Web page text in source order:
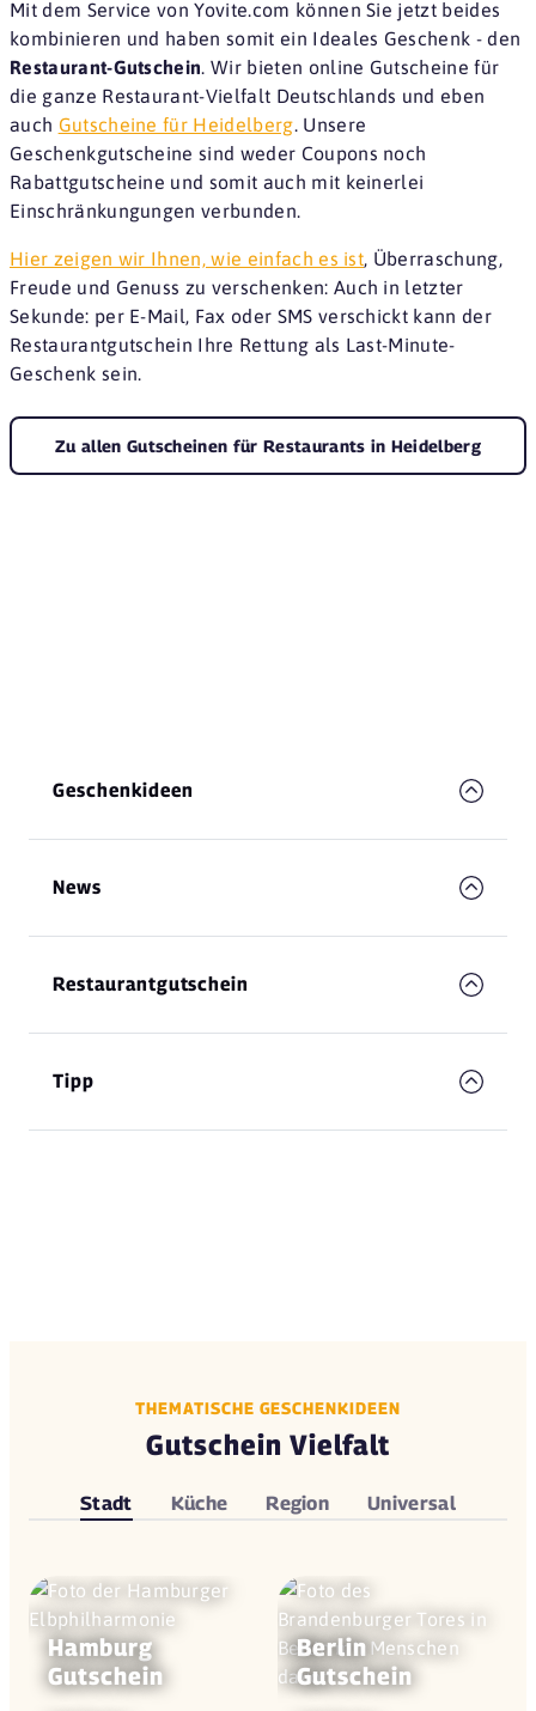
Mit dem Service von Yovite.com können Sie jetzt beides
kombinieren und haben somit ein Ideales Geschenk - den
Restaurant-Gutschein. Wir bieten online Gutscheine für
die ganze Restaurant-Vielfalt Deutschlands und eben
auch Gutscheine für Heidelberg. Unsere
Geschenkgutscheine sind weder Coupons noch
Rabattgutscheine und somit auch mit keinerlei
Einschränkungungen verbunden.
Hier zeigen wir Ihnen, wie einfach es ist, Überraschung,
Freude und Genuss zu verschenken: Auch in letzter
Sekunde: per E-Mail, Fax oder SMS verschickt kann der
Restaurantgutschein Ihre Rettung als Last-Minute-
Geschenk sein.
Zu allen Gutscheinen für Restaurants in Heidelberg
Geschenkideen
News
Restaurantgutschein
Tipp
THEMATISCHE GESCHENKIDEEN
Gutschein Vielfalt
Stadt Küche Region Universal
Hamburg
Gutschein
Berlin
Gutschein